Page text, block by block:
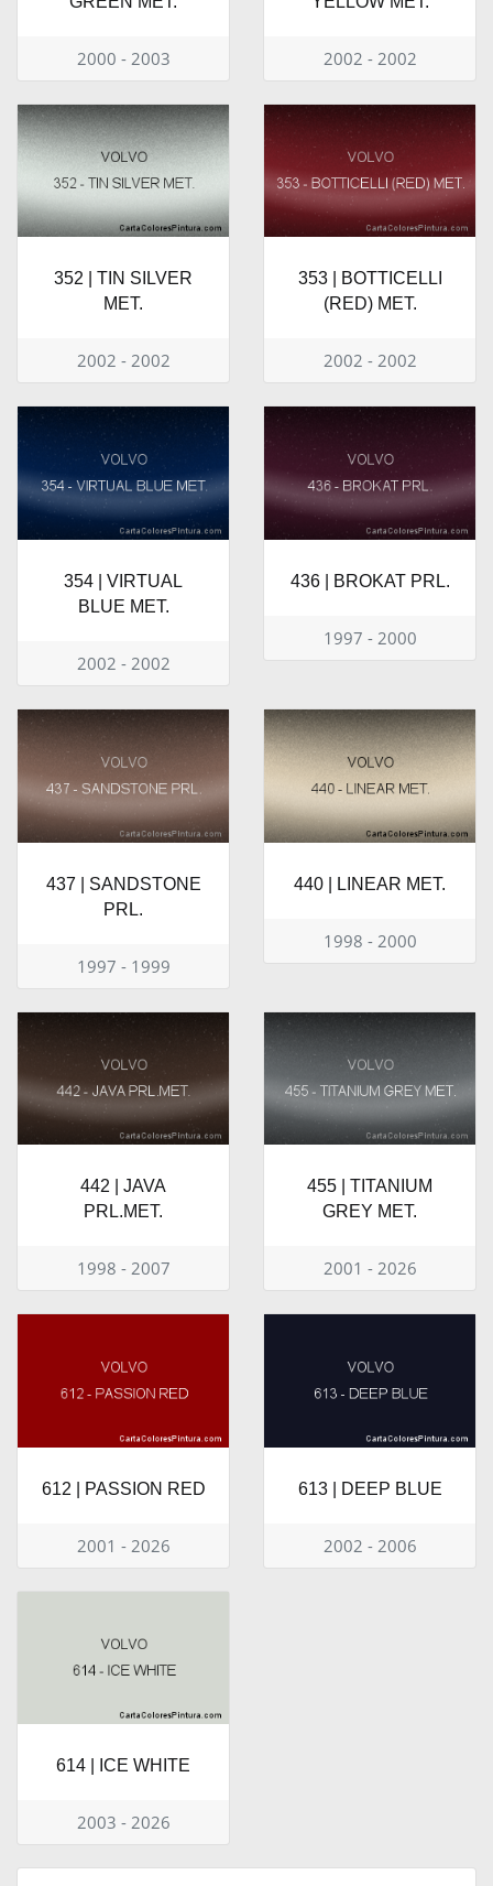
2000 - 2003 2002 - 2002
352 | TIN SILVER
MET.
2002 - 2002
353 | BOTTICELLI
(RED) MET.
2002 - 2002
354 | VIRTUAL
BLUE MET.
2002 - 2002
436 | BROKAT PRL.
1997 - 2000
437 | SANDSTONE
PRL.
1997 - 1999
440 | LINEAR MET.
1998 - 2000
442 | JAVA
PRL.MET.
1998 - 2007
455 | TITANIUM
GREY MET.
2001 - 2026
612 | PASSION RED
2001 - 2026
613 | DEEP BLUE
2002 - 2006
614 | ICE WHITE
2003 - 2026